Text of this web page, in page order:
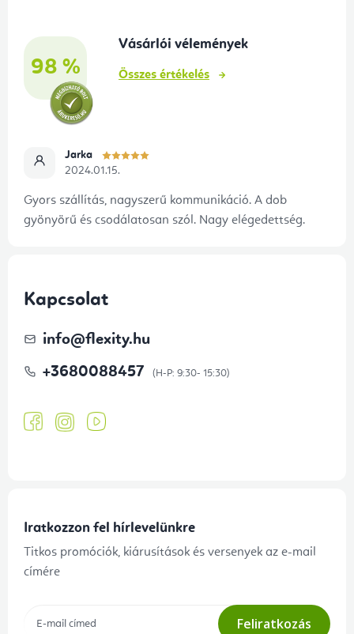
98 %
Vásárlói vélemények
Összes értékelés
Jarka
2024.01.15.
Gyors szállítás, nagyszerű kommunikáció. A dob
gyönyörű és csodálatosan szól. Nagy elégedettség.
Kapcsolat
info@flexity.hu
+3680088457
Iratkozzon fel hírlevelünkre
Titkos promóciók, kiárusítások és versenyek az e-mail
címére
Feliratkozás